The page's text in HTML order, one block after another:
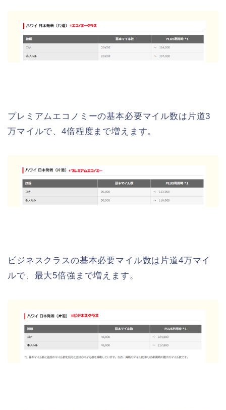
プレミアムエコノミーの基本必要マイル数は片道3
万マイルで、4倍程度まで増えます。
ビジネスクラスの基本必要マイル数は片道4万マイ
ルで、最大5倍強まで増えます。